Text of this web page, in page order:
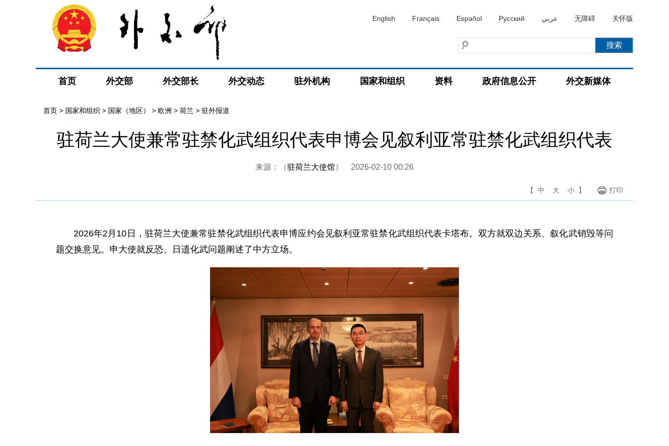
English Français Español Русский عربي 无障碍 关怀版
首页 外交部 外交部长 外交动态 驻外机构 国家和组织 资料 政府信息公开 外交新媒体
首页 > 国家和组织 > 国家（地区） > 欧洲 > 荷兰 > 驻外报道
驻荷兰大使兼常驻禁化武组织代表申博会见叙利亚常驻禁化武组织代表
来源：（驻荷兰大使馆） 2026-02-10 00:26
【 中 大 小 】 打印
2026年2月10日，驻荷兰大使兼常驻禁化武组织代表申博应约会见叙利亚常驻禁化武组织代表卡塔布。双方就双边关系、叙化武销毁等问
题交换意见。申大使就反恐、日遗化武问题阐述了中方立场。